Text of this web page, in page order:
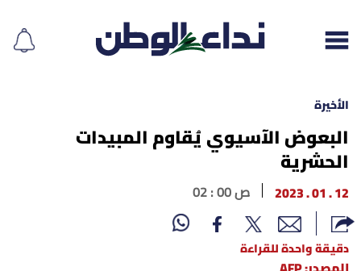
إقرأ الجريدة
لبنان
الغلاف
الأخيرة
البعوض الآسيوي يُقاوم المبيدات
الحشرية
12 . 01 . 2023 02 : 00 ص
دقيقة واحدة للقراءة